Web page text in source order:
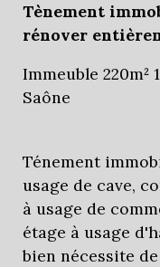
Tènement
rénover
Immeuble 220m²
Saône
Ténement
usage de cave,
à usage de
étage à usage
bien nécessite